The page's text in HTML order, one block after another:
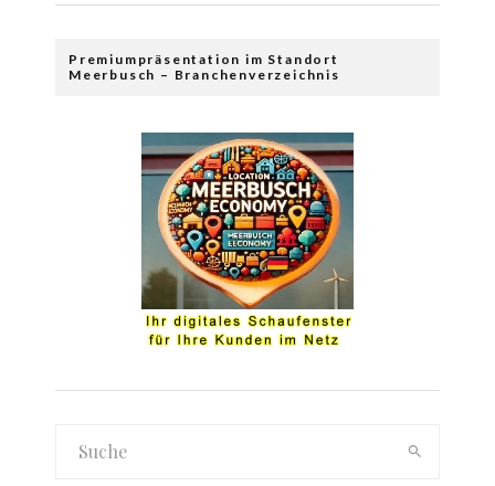
Premiumpräsentation im Standort
Meerbusch – Branchenverzeichnis